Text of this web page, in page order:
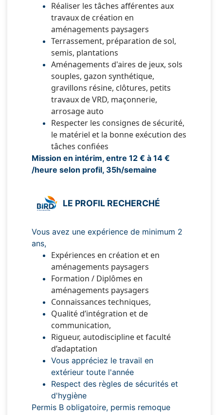
Réaliser les tâches afférentes aux
travaux de création en
aménagements paysagers
Terrassement, préparation de sol,
semis, plantations
Aménagements d'aires de jeux, sols
souples, gazon synthétique,
gravillons résine, clôtures, petits
travaux de VRD, maçonnerie,
arrosage auto
Respecter les consignes de sécurité,
le matériel et la bonne exécution des
tâches confiées
Mission en intérim, entre 12 € à 14 €
/heure selon profil, 35h/semaine
LE PROFIL RECHERCHÉ
Vous avez une expérience de minimum 2
ans,
Expériences en création et en
aménagements paysagers
Formation / Diplômes en
aménagements paysagers
Connaissances techniques,
Qualité d’intégration et de
communication,
Rigueur, autodiscipline et faculté
d’adaptation
Vous appréciez le travail en
extérieur toute l'année
Respect des règles de sécurités et
d'hygiène
Permis B obligatoire, permis remoque